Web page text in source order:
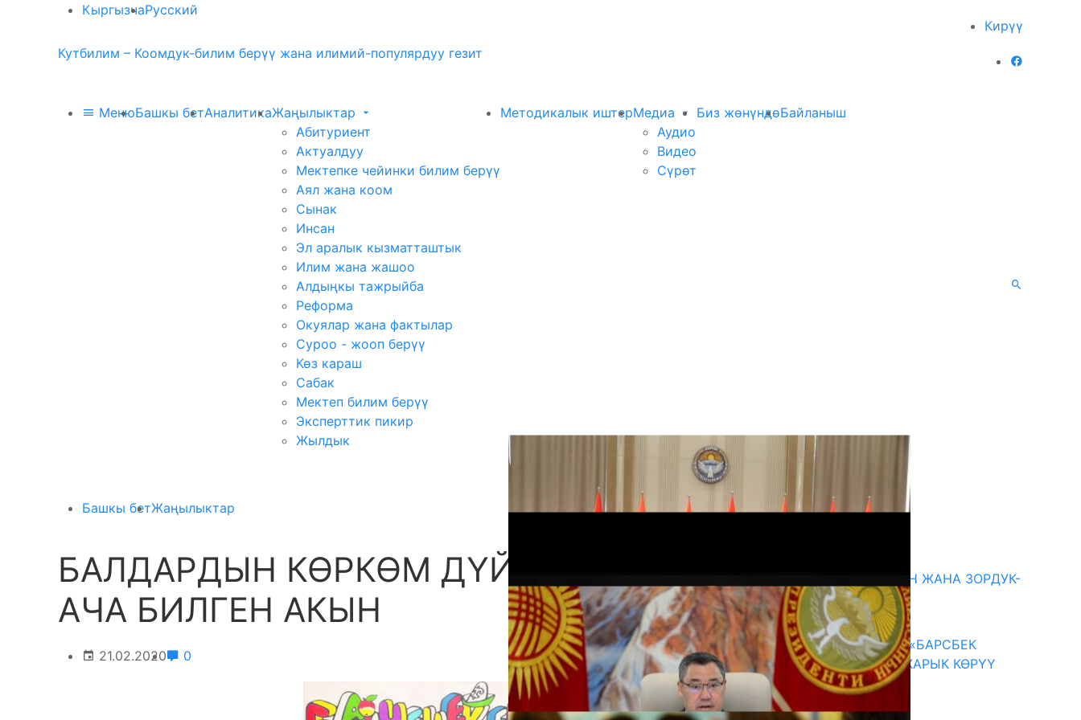
КыргызчаРусский
Кирүү
Кутбилим – Коомдук-билим берүү жана илимий-популярдуу гезит
МенюБашкы бетАналитикаЖаңылыктар
Абитуриент
Актуалдуу
Мектепке чейинки билим берүү
Аял жана коом
Сынак
Инсан
Эл аралык кызматташтык
Илим жана жашоо
Алдыңкы тажрыйба
Реформа
Окуялар жана фактылар
Суроо - жооп берүү
Көз караш
Сабак
Мектеп билим берүү
Эксперттик пикир
Жылдык
Методикалык иштерМедиа
Аудио
Видео
Сүрөт
Биз жөнүндөБайланыш
Башкы бетЖаңылыктар
БАЛДАРДЫН КӨРКӨМ ДҮЙНӨСҮН
АЧА БИЛГЕН АКЫН
21.02.2020 0
ГЕНДЕРДИК БАСМЫРЛООДОН ЖАНА ЗОРДУК-
ЗОМБУЛУКТАН КОРГОО
07.08.2026
КЫРГЫЗ ТАРЫХЫ ТАСМАДА: «БАРСБЕК
КАГАН» КӨРКӨМ ТАСМАСЫ ЖАРЫК КӨРҮҮ
АЛДЫНДА
07.08.2026